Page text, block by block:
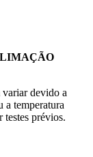
variar devido a
a temperatura
testes prévios.